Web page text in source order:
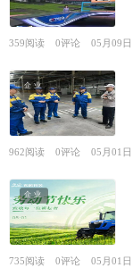
359阅读 0评论 05月09日
企业
962阅读 0评论 05月01日
企业
735阅读 0评论 05月01日